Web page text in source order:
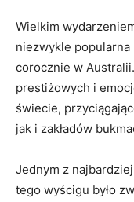
Wielkim
niezwykle⁣
corocznie ⁣w
prestiżowych​ i
świecie,
jak ​i zakładów
Jednym z
tego wyścigu⁢ było